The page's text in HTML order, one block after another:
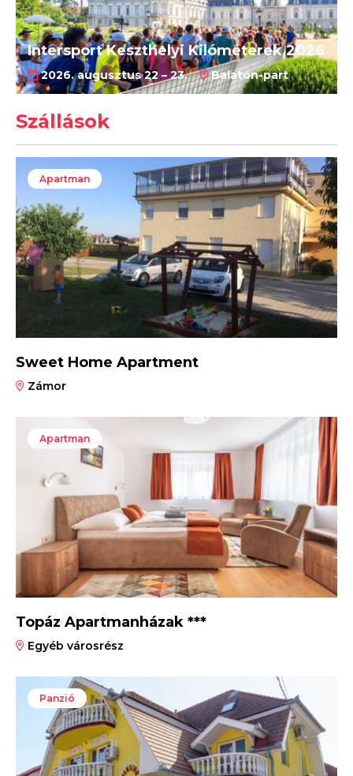
Intersport Keszthelyi Kilóméterek 2026
2026. augusztus 22 – 23. Balaton-part
Szállások
Apartman
Sweet Home Apartment
Zámor
Apartman
Topáz Apartmanházak ***
Egyéb városrész
Panzió